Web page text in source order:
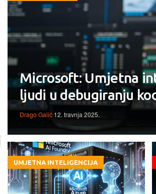
Microsoft: Umjetna
ljudi u debugiranju
Drago Galić 12. travnja 2025.
UMJETNA INTELIGENCIJA